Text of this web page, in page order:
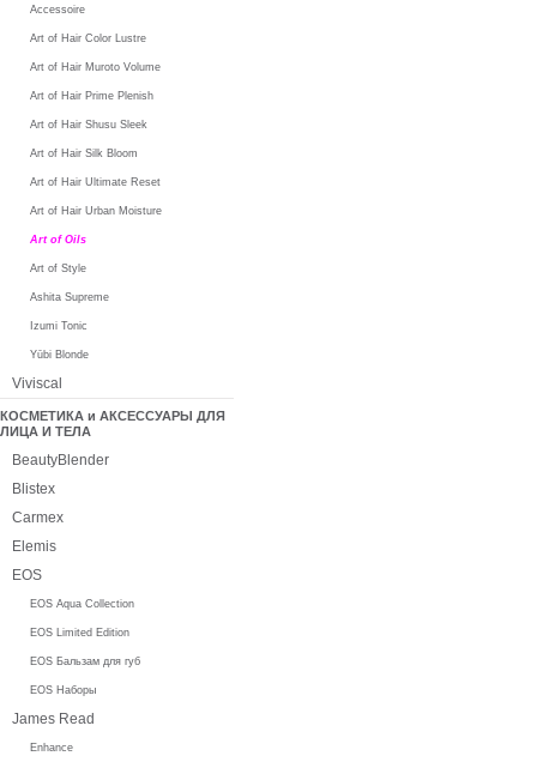
Accessoire
Art of Hair Color Lustre
Art of Hair Muroto Volume
Art of Hair Prime Plenish
Art of Hair Shusu Sleek
Art of Hair Silk Bloom
Art of Hair Ultimate Reset
Art of Hair Urban Moisture
Art of Oils
Art of Style
Ashita Supreme
Izumi Tonic
Yūbi Blonde
Viviscal
КОСМЕТИКА и АКСЕССУАРЫ ДЛЯ
ЛИЦА И ТЕЛА
BeautyBlender
Blistex
Carmex
Elemis
EOS
EOS Aqua Collection
EOS Limited Edition
EOS Бальзам для губ
EOS Наборы
James Read
Enhance